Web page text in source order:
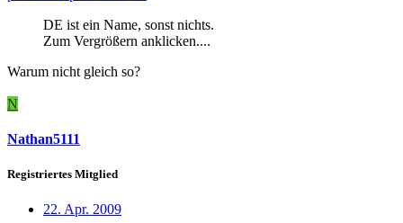
DE ist ein Name, sonst nichts.
Zum Vergrößern anklicken....
Warum nicht gleich so?
N
Nathan5111
Registriertes Mitglied
22. Apr. 2009